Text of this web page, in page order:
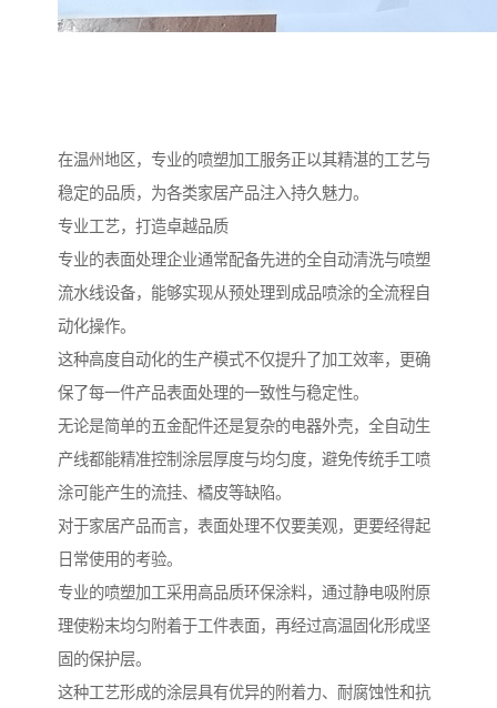
在温州地区，专业的喷塑加工服务正以其精湛的工艺与
稳定的品质，为各类家居产品注入持久魅力。
专业工艺，打造卓越品质
专业的表面处理企业通常配备先进的全自动清洗与喷塑
流水线设备，能够实现从预处理到成品喷涂的全流程自
动化操作。
这种高度自动化的生产模式不仅提升了加工效率，更确
保了每一件产品表面处理的一致性与稳定性。
无论是简单的五金配件还是复杂的电器外壳，全自动生
产线都能精准控制涂层厚度与均匀度，避免传统手工喷
涂可能产生的流挂、橘皮等缺陷。
对于家居产品而言，表面处理不仅要美观，更要经得起
日常使用的考验。
专业的喷塑加工采用高品质环保涂料，通过静电吸附原
理使粉末均匀附着于工件表面，再经过高温固化形成坚
固的保护层。
这种工艺形成的涂层具有优异的附着力、耐腐蚀性和抗